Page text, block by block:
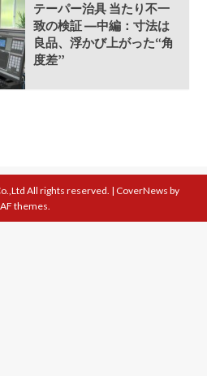
テーパー治具 当たり不一
致の検証 ―中編：寸法は
良品、浮かび上がった“角
度差”
All rights reserved. | CoverNews by
AF themes.